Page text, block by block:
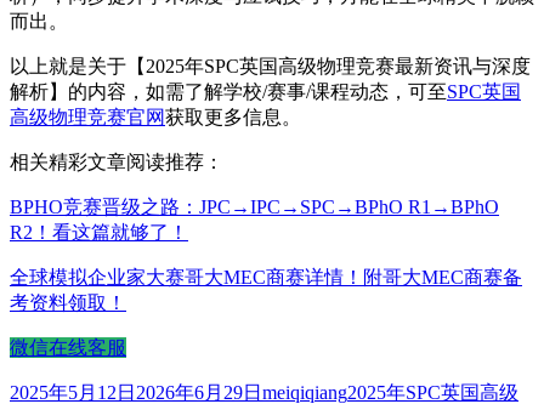
而出。
以上就是关于【2025年SPC英国高级物理竞赛最新资讯与深度
解析】的内容，如需了解学校/赛事/课程动态，可至SPC英国
高级物理竞赛官网获取更多信息。
相关精彩文章阅读推荐：
BPHO竞赛晋级之路：JPC→IPC→SPC→BPhO R1→BPhO
R2！看这篇就够了！
全球模拟企业家大赛哥大MEC商赛详情！附哥大MEC商赛备
考资料领取！
微信在线客服
发
2025年5月12日 2026年6月29日 作
meiqiqiang标
2025年SPC英国高级